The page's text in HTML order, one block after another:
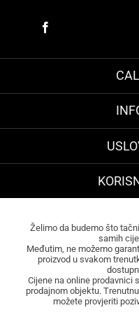
Želimo da budemo što
samih
Međutim, ne možemo
proizvod u svakom
Cijene na online prodavnici
prodajnom objektu.
možete provjeriti